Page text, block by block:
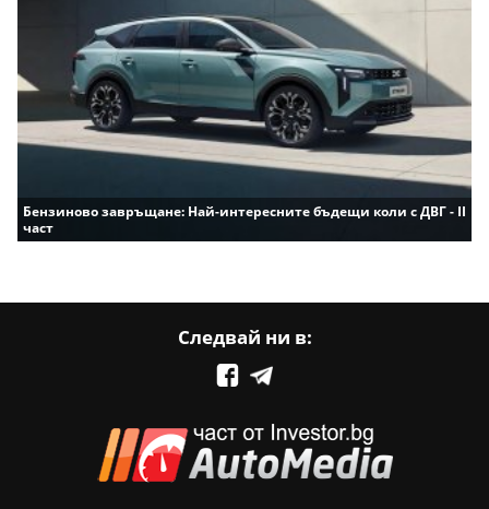
Бензиново завръщане: Най-интересните бъдещи коли с ДВГ - II
част
Следвай ни в: